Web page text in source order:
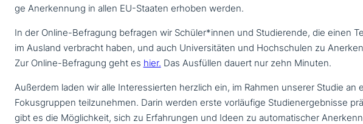
ge Anerkennung in allen EU-Staaten erhoben werden.
In der Online-Befragung befragen wir Schüler*innen und Studierende, die einen
im Ausland verbracht haben, und auch Universitäten und Hochschulen zu
Zur Online-Befragung geht es hier. Das Ausfüllen dauert nur zehn Minuten.
Außerdem laden wir alle Interessierten herzlich ein, im Rahmen unserer Studie an
Fokusgruppen teil­zu­neh­men. Darin werden erste vor­läu­fi­ge Studienergebnisse
gibt es die Möglichkeit, sich zu Erfahrungen und Ideen zu auto­ma­ti­scher